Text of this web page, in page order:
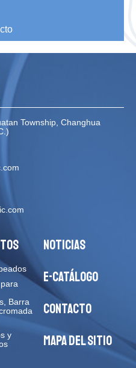
Township Changhua
Barra
y
NOTICIAS
E-CATÁLOGO
CONTACTO
MAPA DEL SITIO